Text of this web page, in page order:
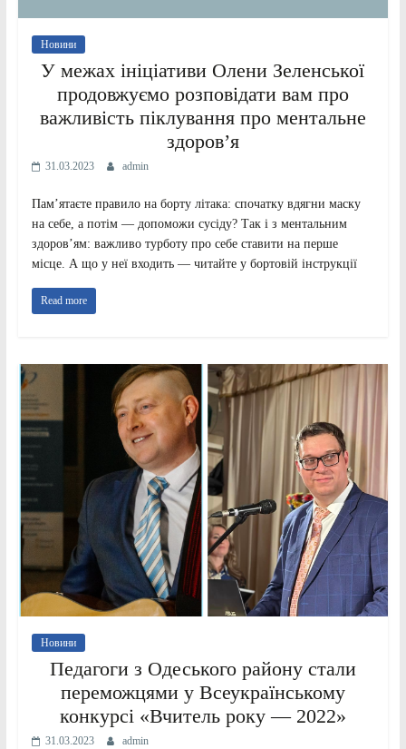
Новини
У межах ініціативи Олени Зеленської
продовжуємо розповідати вам про
важливість піклування про ментальне
здоров’я
31.03.2023 admin
Пам’ятаєте правило на борту літака: спочатку вдягни маску
на себе, а потім — допоможи сусіду? Так і з ментальним
здоров’ям: важливо турботу про себе ставити на перше
місце. А що у неї входить — читайте у бортовій інструкції
Read more
Новини
Педагоги з Одеського району стали
переможцями у Всеукраїнському
конкурсі «Вчитель року — 2022»
31.03.2023 admin